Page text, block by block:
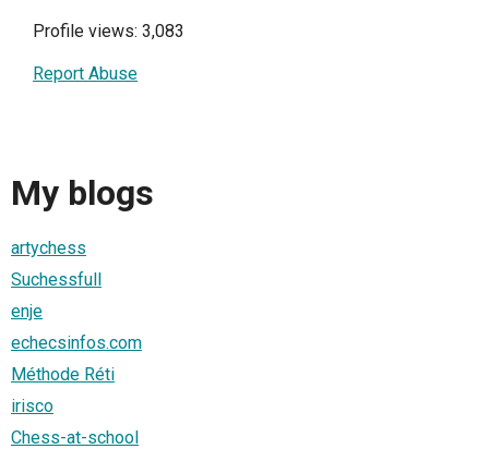
Profile views: 3,083
Report Abuse
My blogs
artychess
Suchessfull
enje
echecsinfos.com
Méthode Réti
irisco
Chess-at-school